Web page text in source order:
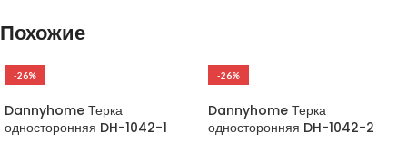
Похожие
-26%
Dannyhome Терка
односторонняя DH-1042-1
-26%
Dannyhome Терка
односторонняя DH-1042-2